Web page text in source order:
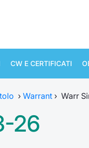
CW E CERTIFICATI
› Warrant › Warr
26